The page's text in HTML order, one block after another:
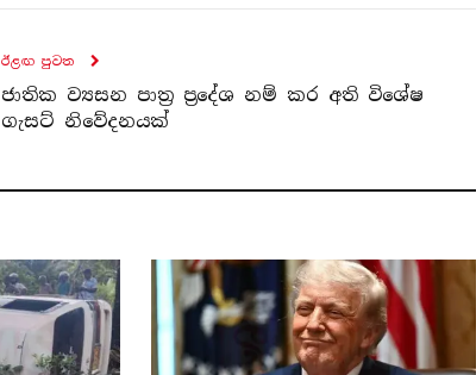
ඊළඟ පුව​ත
ජාතික ව්‍යසන පාත්‍ර ප්‍රදේශ නම් කර අති විශේෂ
ගැසට් නිවේදනයක්